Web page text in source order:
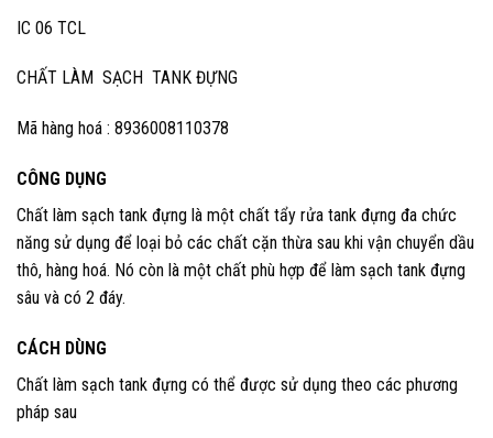
IC 06 TCL
CHẤT LÀM SẠCH TANK ĐỰNG
Mã hàng hoá : 8936008110378
CÔNG DỤNG
Chất làm sạch tank đựng là một chất tẩy rửa tank đựng đa chức
năng sử dụng để loại bỏ các chất cặn thừa sau khi vận chuyển dầu
thô, hàng hoá. Nó còn là một chất phù hợp để làm sạch tank đựng
sâu và có 2 đáy.
CÁCH DÙNG
Chất làm sạch tank đựng có thể được sử dụng theo các phương
pháp sau